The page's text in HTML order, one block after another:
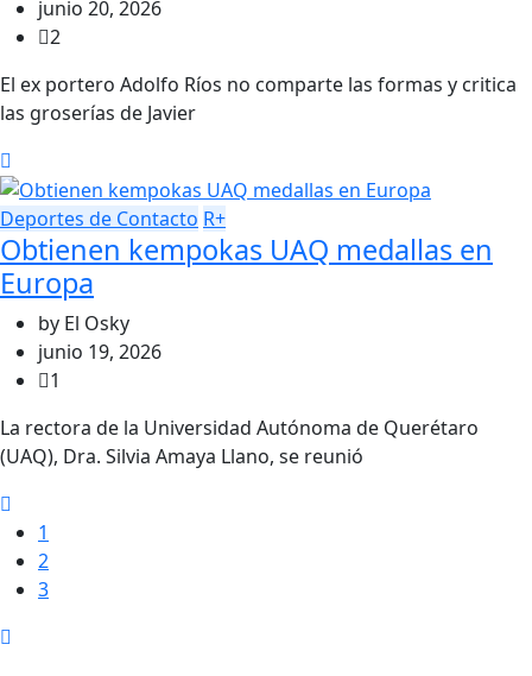
junio 20, 2026
2
El ex portero Adolfo Ríos no comparte las formas y critica
las groserías de Javier
Deportes de Contacto R+
Obtienen kempokas UAQ medallas en
Europa
by El Osky
junio 19, 2026
1
La rectora de la Universidad Autónoma de Querétaro
(UAQ), Dra. Silvia Amaya Llano, se reunió
1
2
3